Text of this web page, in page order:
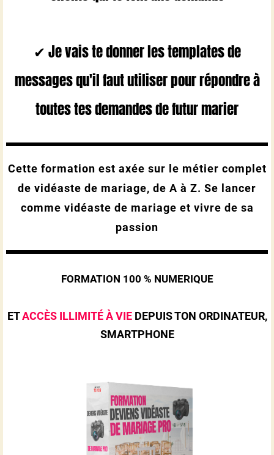
✔ Je vais te donner les templates de
messages qu'il faut utiliser pour répondre à
toutes tes demandes de futur marier
Cette formation est axée sur le métier complet
de vidéaste de mariage, de A à Z. Se lancer
comme vidéaste de mariage et vivre de sa
passion
FORMATION 100 % NUMERIQUE
ETACCÈS ILLIMITÉ À VIE DEPUISTON ORDINATEUR,
SMARTPHONE